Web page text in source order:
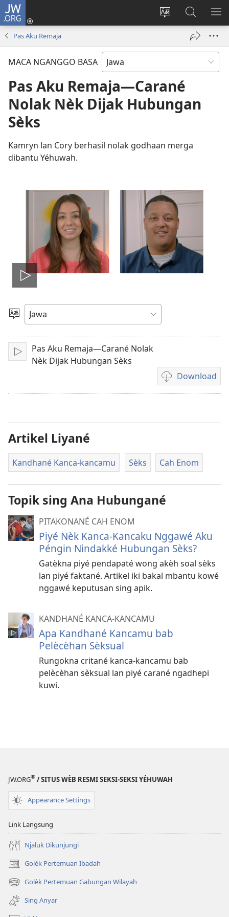
JW.ORG
Ganti
Mlebu
(opens
Golèk
JW.ORG
Pas Aku Remaja
MACA NGANGGO BASA
Pas Aku Remaja—Carané
Nolak Nèk Dijak Hubungan
Sèks
Kamryn lan Cory berhasil nolak godhaan merga
dibantu Yéhuwah.
Play
video
Pilih
Basa
Puter
Pas Aku Remaja—Carané Nolak
Nèk Dijak Hubungan Sèks
Download
Pilihan
kanggo
Artikel Liyané
Kandhané Kanca-kancamu Sèks Cah Enom
Topik sing Ana Hubungané
PITAKONANÉ CAH ENOM
Piyé Nèk Kanca-Kancaku Nggawé Aku
Péngin Nindakké Hubungan Sèks?
Gatèkna piyé pendapaté wong akèh soal sèks
lan piyé faktané. Artikel iki bakal mbantu kowé
nggawé keputusan sing apik.
KANDHANÉ KANCA-KANCAMU
Apa Kandhané Kancamu bab
Pelècèhan Sèksual
Rungokna critané kanca-kancamu bab
pelècèhan sèksual lan piyé carané ngadhepi
kuwi.
JW.ORG® / SITUS WÈB RESMI SEKSI-SEKSI YÉHUWAH
Appearance Settings
Link Langsung
Njaluk Dikunjungi
Golèk Pertemuan Ibadah
(opens
new
window)
Golèk Pertemuan Gabungan Wilayah
(opens
new
window)
Sing Anyar